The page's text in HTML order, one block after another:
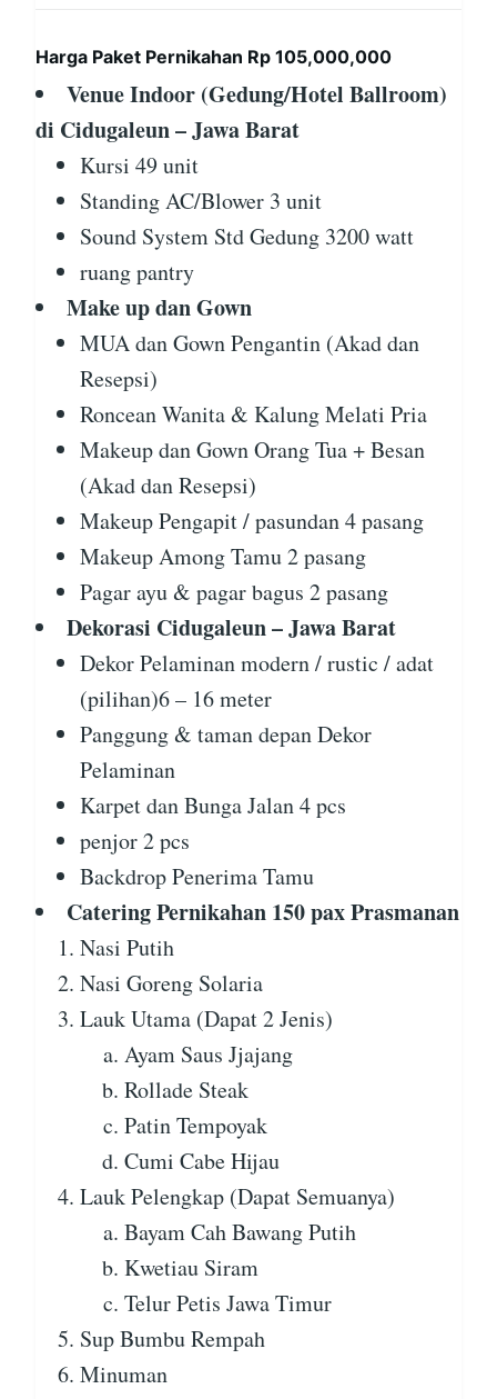
Harga Paket Pernikahan Rp 105,000,000
Venue Indoor (Gedung/Hotel Ballroom)
di Cidugaleun – Jawa Barat
Kursi 49 unit
Standing AC/Blower 3 unit
Sound System Std Gedung 3200 watt
ruang pantry
Make up dan Gown
MUA dan Gown Pengantin (Akad dan
Resepsi)
Roncean Wanita & Kalung Melati Pria
Makeup dan Gown Orang Tua + Besan
(Akad dan Resepsi)
Makeup Pengapit / pasundan 4 pasang
Makeup Among Tamu 2 pasang
Pagar ayu & pagar bagus 2 pasang
Dekorasi Cidugaleun – Jawa Barat
Dekor Pelaminan modern / rustic / adat
(pilihan)6 – 16 meter
Panggung & taman depan Dekor
Pelaminan
Karpet dan Bunga Jalan 4 pcs
penjor 2 pcs
Backdrop Penerima Tamu
Catering Pernikahan 150 pax Prasmanan
Nasi Putih
Nasi Goreng Solaria
Lauk Utama (Dapat 2 Jenis)
Ayam Saus Jjajang
Rollade Steak
Patin Tempoyak
Cumi Cabe Hijau
Lauk Pelengkap (Dapat Semuanya)
Bayam Cah Bawang Putih
Kwetiau Siram
Telur Petis Jawa Timur
Sup Bumbu Rempah
Minuman